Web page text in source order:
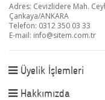
Adres: Cevizlidere Mah.
Çankaya/ANKARA
Telefon: 0312 350 03 33
E-mail: info@sitem.com.tr
Üyelik İşlemleri
Hakkımızda